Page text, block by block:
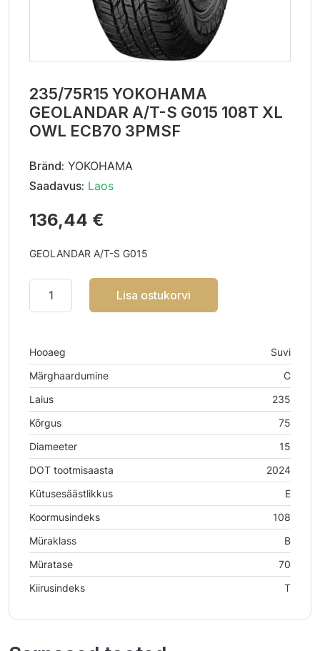
235/75R15 YOKOHAMA
GEOLANDAR A/T-S G015 108T XL
OWL ECB70 3PMSF
Bränd: YOKOHAMA
Saadavus: Laos
136,44 €
GEOLANDAR A/T-S G015
Lisa ostukorvi
Hooaeg
Suvi
Märghaardumine
C
Laius
235
Kõrgus
75
Diameeter
15
DOT tootmisaasta
2024
Kütusesäästlikkus
E
Koormusindeks
108
Müraklass
B
Müratase
70
Kiirusindeks
T